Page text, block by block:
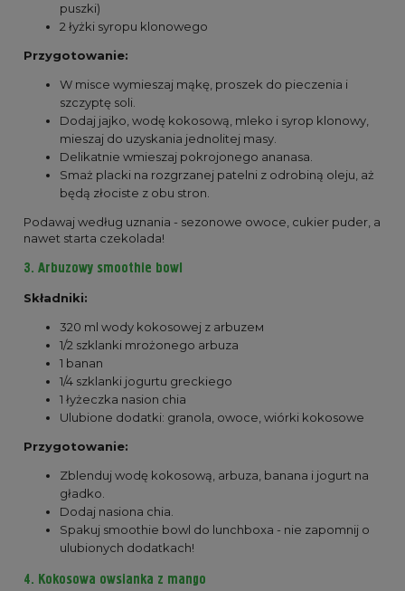
puszki)
2 łyżki syropu klonowego
Przygotowanie:
W misce wymieszaj mąkę, proszek do pieczenia i
szczyptę soli.
Dodaj jajko, wodę kokosową, mleko i syrop klonowy,
mieszaj do uzyskania jednolitej masy.
Delikatnie wmieszaj pokrojonego ananasa.
Smaż placki na rozgrzanej patelni z odrobiną oleju, aż
będą złociste z obu stron.
Podawaj według uznania - sezonowe owoce, cukier puder, a
nawet starta czekolada!
3. Arbuzowy smoothie bowl
Składniki:
320 ml wody kokosowej z arbuzeм
1/2 szklanki mrożonego arbuza
1 banan
1/4 szklanki jogurtu greckiego
1 łyżeczka nasion chia
Ulubione dodatki: granola, owoce, wiórki kokosowe
Przygotowanie:
Zblenduj wodę kokosową, arbuza, banana i jogurt na
gładko.
Dodaj nasiona chia.
Spakuj smoothie bowl do lunchboxa - nie zapomnij o
ulubionych dodatkach!
4. Kokosowa owsianka z mango